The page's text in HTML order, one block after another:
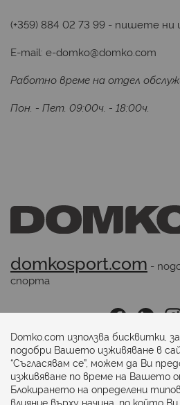
(+359) 884 02 73 99 - пишете ни
E-mail: e-domko@domko.com
Работно време на отдел
Пон. - Пет. 09:00ч. - 18:00ч.
domkosport.com -
спорта
Последвайте ни:
Начини на плащане:
Domko.com използва бисквитки,
подобри Вашето изживяване в
“Съгласявам се”, можем да Ви
изживяване по време на Вашето
Блокирането на определени
влияние върху начина, по който